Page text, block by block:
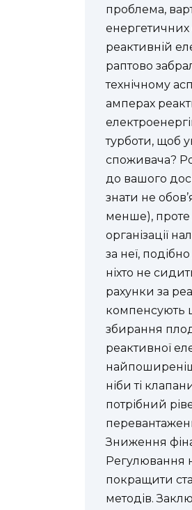
проблема,
енергетичних
реактивній
раптово
технічному
амперах
турботи, щоб
споживача?
до вашого
знати не
менше), проте
організації
за неї,
ніхто не
рахунки за
компенсують
збирання
реактивної
ніби ті
потрібний
Зниження
Регулювання
покращити
методів.